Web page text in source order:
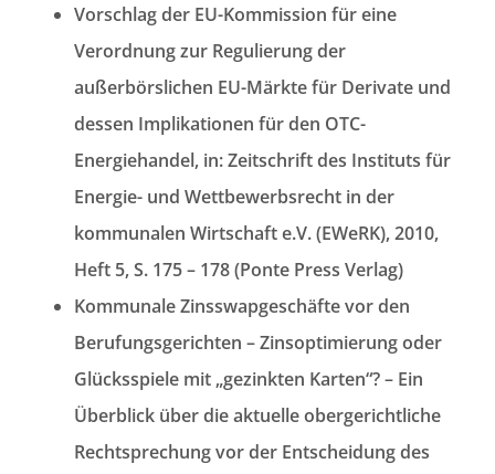
Vorschlag der EU-Kommission für eine
Verordnung zur Regulierung der
außerbörslichen EU-Märkte für Derivate und
dessen Implikationen für den OTC-
Energiehandel, in: Zeitschrift des Instituts für
Energie- und Wettbewerbsrecht in der
kommunalen Wirtschaft e.V. (EWeRK), 2010,
Heft 5, S. 175 – 178 (Ponte Press Verlag)
Kommunale Zinsswapgeschäfte vor den
Berufungsgerichten – Zinsoptimierung oder
Glücksspiele mit „gezinkten Karten“? – Ein
Überblick über die aktuelle obergerichtliche
Rechtsprechung vor der Entscheidung des